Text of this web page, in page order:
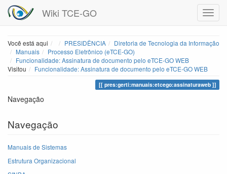
Wiki TCE-GO
Você está aqui HomePRESIDÊNCIA
Diretoria de Tecnologia da Informação
Manuais
Processo Eletrônico (eTCE-GO)
Funcionalidade: Assinatura de documento pelo eTCE-GO WEB
Visitou
Funcionalidade: Assinatura de documento pelo eTCE-GO WEB
pres:gerti:manuais:etcego:assinaturaweb
Navegação
Navegação
Manuais de Sistemas
Estrutura Organizacional